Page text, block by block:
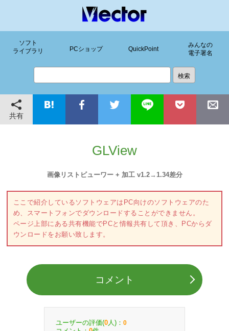
ソフト
ライブラリ
PCショップ QuickPoint
みんなの
電子署名
共有
GLView
画像リストビューワー + 加工 v1.2→1.34差分
ここで紹介しているソフトウェアはPC向けのソフトウェアのた
め、スマートフォンでダウンロードすることができません。
ページ上部にある共有機能でPCと情報共有して頂き、PCからダ
ウンロードをお願い致します。
コメント
ユーザーの評価(0 人)： 0